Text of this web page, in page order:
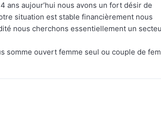
ans aujour’hui nous avons un fort désir de
situation est stable financièrement nous
nous cherchons essentiellement un
somme ouvert femme seul ou couple de